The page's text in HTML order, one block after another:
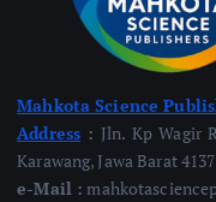
Mahkota Science
Address : Jln. Kp Wagir
Karawang, Jawa Barat
e-Mail :